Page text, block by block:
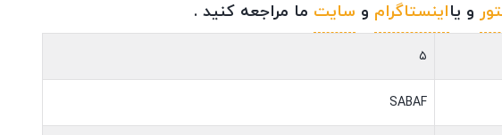
و یااینستاگرام و سایت ما مراجعه کنید .
۵
SABAF